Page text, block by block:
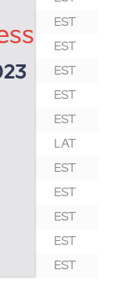
EST
EST
EST
EST
EST
LAT
EST
EST
EST
EST
EST